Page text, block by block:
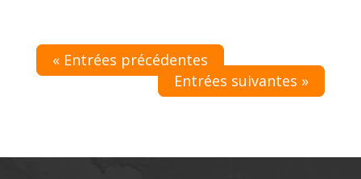
« Entrées précédentes
Entrées suivantes »